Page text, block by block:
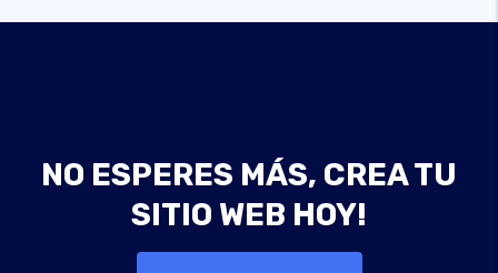
NO ESPERES MÁS, CREA TU
SITIO WEB HOY!